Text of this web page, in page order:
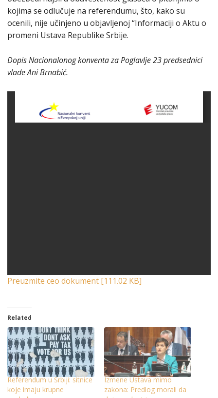
kojima se odlučuje na referendumu, što, kako su
ocenili, nije učinjeno u objavljenoj “Informaciji o Aktu o
promeni Ustava Republike Srbije.
Dopis Nacionalonog konventa za Poglavlje 23 predsednici
vlade Ani Brnabić.
Preuzmite ceo dokument [111.02 KB]
Related
Referendum u Srbiji: sitnice
koje imaju krupne
Izmene Ustava mimo
zakona: Predlog morali da